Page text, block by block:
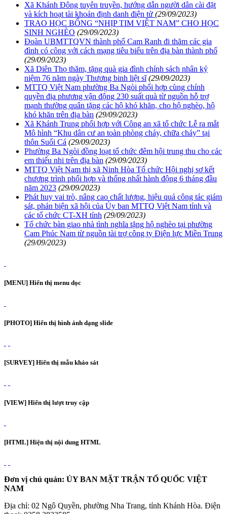
Xã Khánh Đông tuyên truyền, hướng dẫn người dân cài đặt
và kích hoạt tài khoản định danh điện tử (29/09/2023)
TRAO HỌC BỔNG “NHỊP TIM VIỆT NAM” CHO HỌC
SINH NGHÈO (29/09/2023)
Đoàn UBMTTQVN thành phố Cam Ranh đi thăm các gia
đình có công với cách mạng tiêu biểu trên địa bàn thành phố
(29/09/2023)
Xã Diên Thọ thăm, tặng quà gia đình chính sách nhân kỷ
niệm 76 năm ngày Thương binh liệt sĩ (29/09/2023)
MTTQ Việt Nam phường Ba Ngòi phối hợp cùng chính
quyền địa phương vận động 230 suất quà từ nguồn hỗ trợ
mạnh thường quân tặng các hộ khó khăn, cho hộ nghèo, hộ
khó khăn trên địa bàn (29/09/2023)
Xã Khánh Trung phối hợp với Công an xã tổ chức Lễ ra mắt
Mô hình “Khu dân cư an toàn phòng cháy, chữa cháy” tại
thôn Suối Cá (29/09/2023)
Phường Ba Ngòi đồng loạt tổ chức đêm hội trung thu cho các
em thiếu nhi trên địa bàn (29/09/2023)
MTTQ Việt Nam thị xã Ninh Hòa Tổ chức Hội nghị sơ kết
chương trình phối hợp và thống nhất hành động 6 tháng đầu
năm 2023 (29/09/2023)
Phát huy vai trò, nâng cao chất lượng, hiệu quả công tác giám
sát, phản biện xã hội của Ủy ban MTTQ Việt Nam tỉnh và
các tổ chức CT-XH tỉnh (29/09/2023)
Tổ chức bàn giao nhà tình nghĩa tặng hộ nghèo tại phường
Cam Phúc Nam từ nguồn tài trợ công ty Điện lực Miền Trung
(29/09/2023)
[MENU] Hiển thị menu dọc
[PHOTO] Hiển thị hình ảnh dạng slide
[SURVEY] Hiển thị mẫu khảo sát
[VIEW] Hiển thị lượt truy cập
[HTML] Hiện thị nội dung HTML
Đơn vị chủ quản: ỦY BAN MẶT TRẬN TỔ QUỐC VIỆT
NAM
Địa chỉ: 02 Ngô Quyền, phường Nha Trang, tỉnh Khánh Hòa. Điện